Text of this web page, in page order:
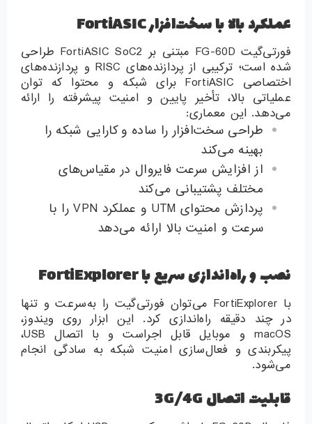
عملکرد بالا با سخت‌افزار FortiASIC
فورتی‌گیت FG-60D مبتنی بر FortiASIC SoC2 طراحی
شده است؛ ترکیبی از پردازنده‌های RISC و پردازنده‌های
اختصاصی FortiASIC برای شبکه و محتوا که توان
عملیاتی بالا، تأخیر پایین و امنیت پیشرفته را ارائه
می‌دهد. این معماری:
طراحی سخت‌افزار را ساده و کارایی شبکه را
بهینه می‌کند
از افزایش سرعت فایروال در مقیاس‌های
مختلف پشتیبانی می‌کند
پردازش محتوای UTM و عملکرد VPN را با
سرعت و امنیت بالا ارائه می‌دهد
نصب و راه‌اندازی سریع با FortiExplorer
با FortiExplorer می‌توان فورتی‌گیت را به‌سرعت و تنها
در چند دقیقه راه‌اندازی کرد. این ابزار روی ویندوز،
macOS و موبایل قابل اجراست و با اتصال USB،
پیکربندی و فعال‌سازی امنیت شبکه به سادگی انجام
می‌شود.
قابلیت اتصال 3G/4G